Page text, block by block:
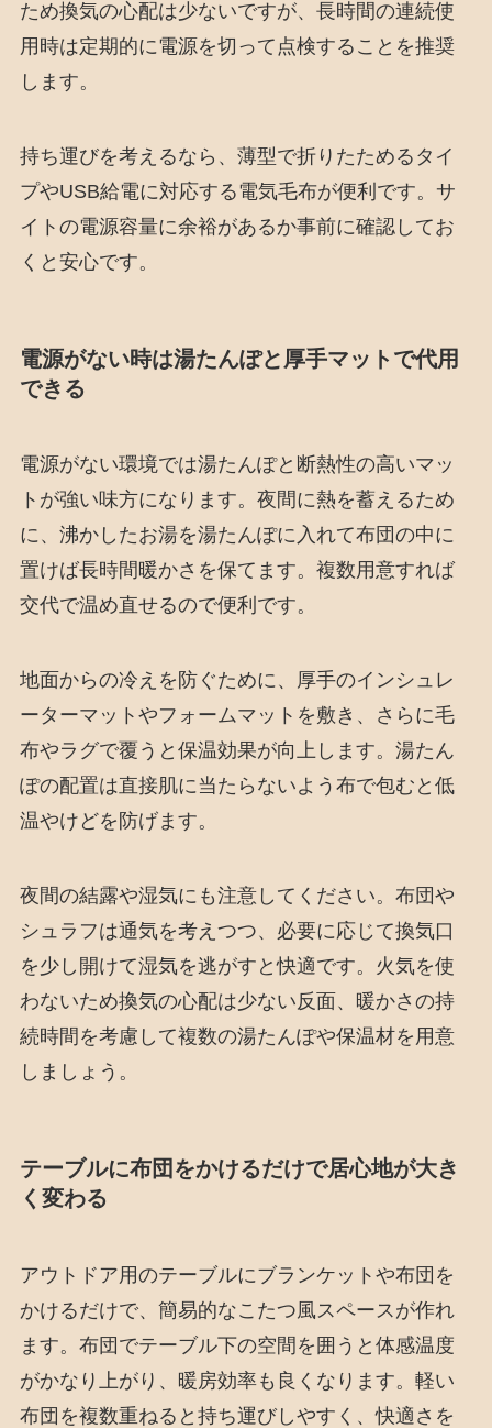
ため換気の心配は少ないですが、長時間の連続使
用時は定期的に電源を切って点検することを推奨
します。
持ち運びを考えるなら、薄型で折りたためるタイ
プやUSB給電に対応する電気毛布が便利です。サ
イトの電源容量に余裕があるか事前に確認してお
くと安心です。
電源がない時は湯たんぽと厚手マットで代用
できる
電源がない環境では湯たんぽと断熱性の高いマッ
トが強い味方になります。夜間に熱を蓄えるため
に、沸かしたお湯を湯たんぽに入れて布団の中に
置けば長時間暖かさを保てます。複数用意すれば
交代で温め直せるので便利です。
地面からの冷えを防ぐために、厚手のインシュレ
ーターマットやフォームマットを敷き、さらに毛
布やラグで覆うと保温効果が向上します。湯たん
ぽの配置は直接肌に当たらないよう布で包むと低
温やけどを防げます。
夜間の結露や湿気にも注意してください。布団や
シュラフは通気を考えつつ、必要に応じて換気口
を少し開けて湿気を逃がすと快適です。火気を使
わないため換気の心配は少ない反面、暖かさの持
続時間を考慮して複数の湯たんぽや保温材を用意
しましょう。
テーブルに布団をかけるだけで居心地が大き
く変わる
アウトドア用のテーブルにブランケットや布団を
かけるだけで、簡易的なこたつ風スペースが作れ
ます。布団でテーブル下の空間を囲うと体感温度
がかなり上がり、暖房効率も良くなります。軽い
布団を複数重ねると持ち運びしやすく、快適さを